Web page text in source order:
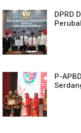
DPRD
P-